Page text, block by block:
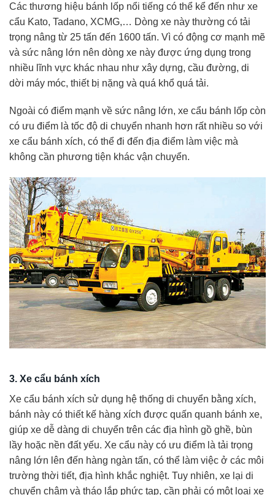
Các thương hiệu bánh lốp nổi tiếng có thể kể đến như xe
cẩu Kato, Tadano, XCMG,… Dòng xe này thường có tải
trọng nâng từ 25 tấn đến 1600 tấn. Vì có động cơ mạnh mẽ
và sức nâng lớn nên dòng xe này được ứng dụng trong
nhiều lĩnh vực khác nhau như xây dựng, cầu đường, di
dời máy móc, thiết bị nặng và quá khổ quá tải.
Ngoài có điểm mạnh về sức nâng lớn, xe cẩu bánh lốp còn
có ưu điểm là tốc độ di chuyển nhanh hơn rất nhiều so với
xe cẩu bánh xích, có thể đi đến địa điểm làm việc mà
không cần phương tiện khác vận chuyển.
3. Xe cẩu bánh xích
Xe cẩu bánh xích sử dụng hệ thống di chuyển bằng xích,
bánh này có thiết kế hàng xích được quấn quanh bánh xe,
giúp xe dễ dàng di chuyển trên các địa hình gồ ghề, bùn
lầy hoặc nền đất yếu. Xe cẩu này có ưu điểm là tải trọng
nâng lớn lên đến hàng ngàn tấn, có thể làm việc ở các môi
trường thời tiết, địa hình khắc nghiệt. Tuy nhiên, xe lại di
chuyển chậm và tháo lắp phức tạp, cần phải có một loại xe